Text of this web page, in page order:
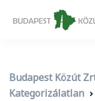
Budapest Közút
Kategorizálatlan